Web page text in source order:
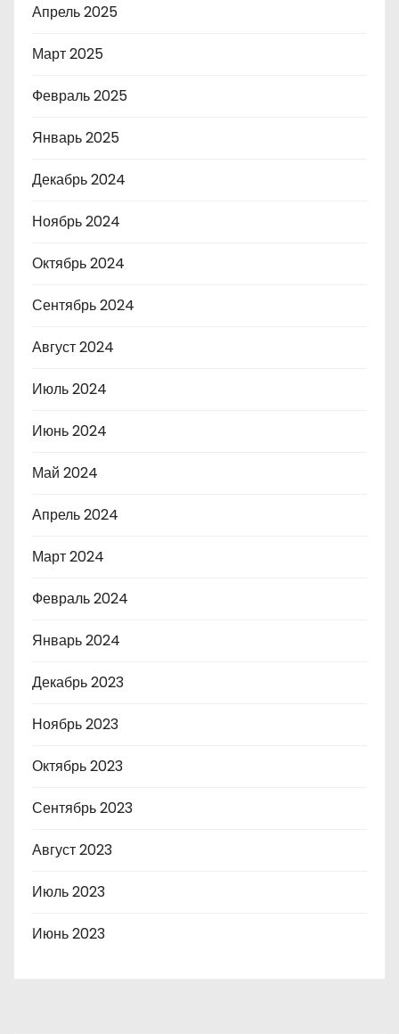
Апрель 2025
Март 2025
Февраль 2025
Январь 2025
Декабрь 2024
Ноябрь 2024
Октябрь 2024
Сентябрь 2024
Август 2024
Июль 2024
Июнь 2024
Май 2024
Апрель 2024
Март 2024
Февраль 2024
Январь 2024
Декабрь 2023
Ноябрь 2023
Октябрь 2023
Сентябрь 2023
Август 2023
Июль 2023
Июнь 2023